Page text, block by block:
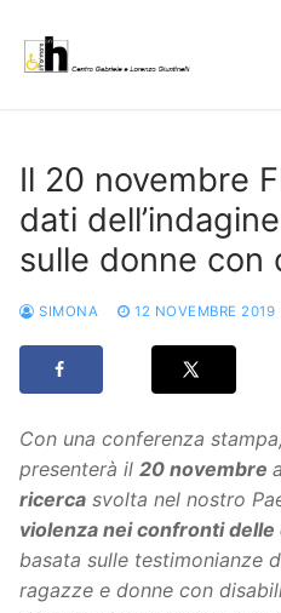
contenuto
Il 20 novembre
dati
sulle donne con
SIMONA 12 NOVEMBRE 2019
Con una conferenza
presenterà il 20 novembre
ricerca svolta nel nostro
violenza nei confronti
basata sulle testimonianze
ragazze e donne con